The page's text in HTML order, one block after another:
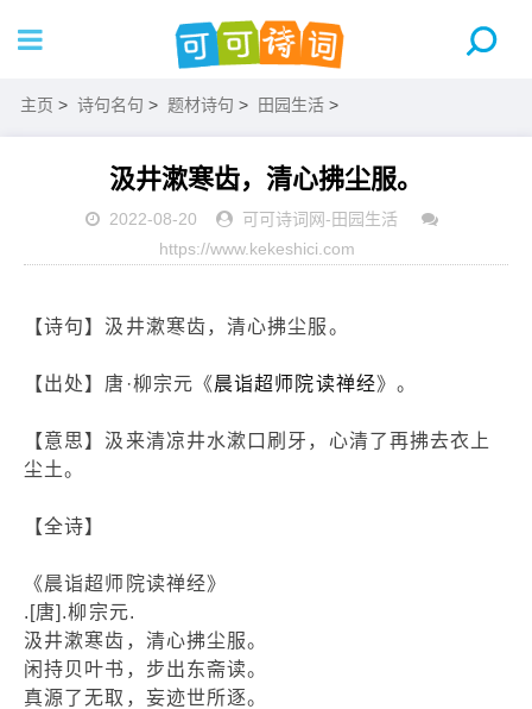
主页 > 诗句名句 > 题材诗句 > 田园生活 >
汲井漱寒齿，清心拂尘服。
2022-08-20 可可诗词网-田园生活
https://www.kekeshici.com
【诗句】汲井漱寒齿，清心拂尘服。
【出处】唐·柳宗元《晨诣超师院读禅经》。
【意思】汲来清凉井水漱口刷牙，心清了再拂去衣上
尘土。
【全诗】
《晨诣超师院读禅经》
.[唐].柳宗元.
汲井漱寒齿，清心拂尘服。
闲持贝叶书，步出东斋读。
真源了无取，妄迹世所逐。